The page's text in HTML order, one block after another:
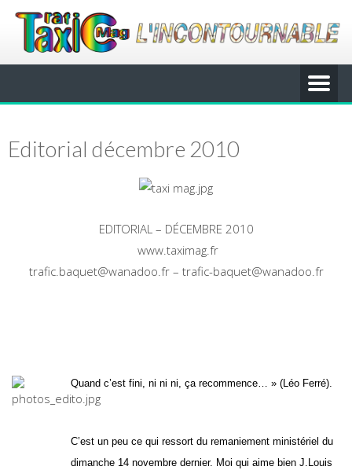
Editorial décembre 2010
EDITORIAL – DÉCEMBRE 2010
www.taximag.fr
trafic.baquet@wanadoo.fr – trafic-baquet@wanadoo.fr
Quand c’est fini, ni ni ni, ça recommence… » (Léo Ferré).
C’est un peu ce qui ressort du remaniement ministériel du
dimanche 14 novembre dernier. Moi qui aime bien J.Louis